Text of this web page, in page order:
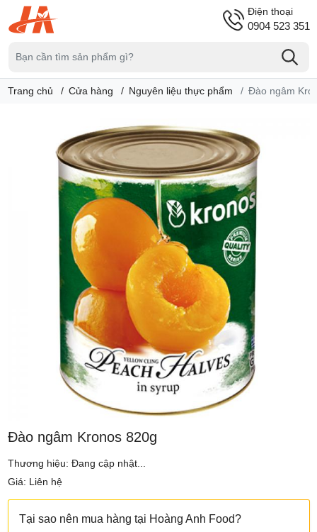
Điện thoại
0904 523 351
Trang chủ Cửa hàng Nguyên liệu thực phẩm Đào ngâm
Đào ngâm Kronos 820g
Thương hiệu: Đang cập nhật...
Giá: Liên hệ
Tại sao nên mua hàng tại Hoàng Anh Food?